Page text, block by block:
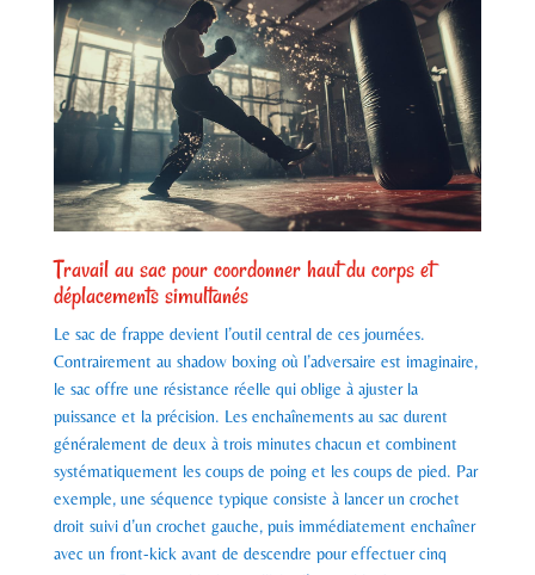
Travail au sac pour coordonner haut du corps et
déplacements simultanés
Le sac de frappe devient l’outil central de ces journées.
Contrairement au shadow boxing où l’adversaire est imaginaire,
le sac offre une résistance réelle qui oblige à ajuster la
puissance et la précision. Les enchaînements au sac durent
généralement de deux à trois minutes chacun et combinent
systématiquement les coups de poing et les coups de pied. Par
exemple, une séquence typique consiste à lancer un crochet
droit suivi d’un crochet gauche, puis immédiatement enchaîner
avec un front-kick avant de descendre pour effectuer cinq